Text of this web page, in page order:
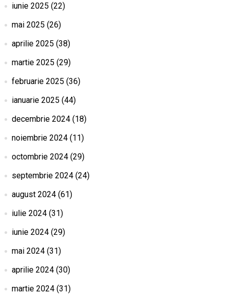
iunie 2025 (22)
mai 2025 (26)
aprilie 2025 (38)
martie 2025 (29)
februarie 2025 (36)
ianuarie 2025 (44)
decembrie 2024(18)
noiembrie 2024(11)
octombrie 2024(29)
septembrie 2024(24)
august 2024(61)
iulie 2024(31)
iunie 2024(29)
mai 2024(31)
aprilie 2024(30)
martie 2024(31)